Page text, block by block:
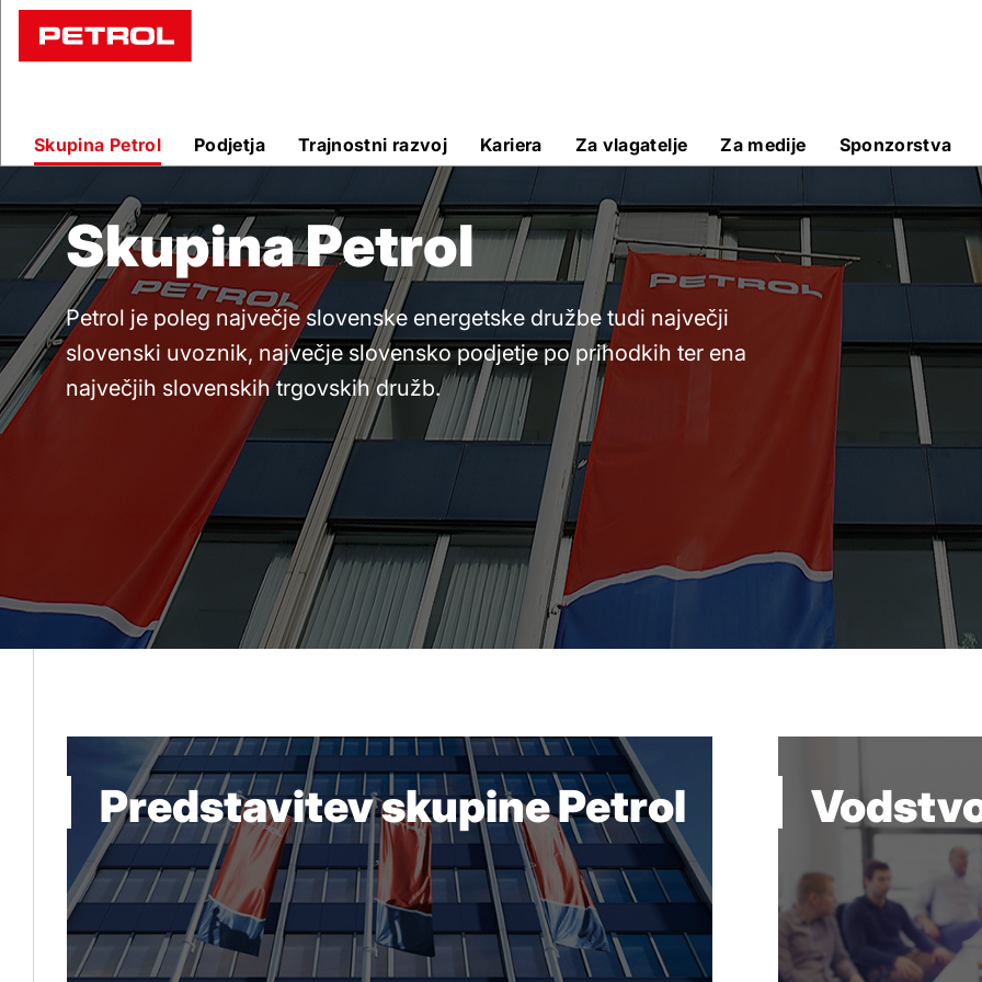
Skupina
Petrol
Skupina Petrol Podjetja Trajnostni razvoj Kariera Za vlagatelje Za medije Sponzorstva
Skupina Petrol
Petrol je poleg največje slovenske energetske družbe tudi največji
slovenski uvoznik, največje slovensko podjetje po prihodkih ter ena
največjih slovenskih trgovskih družb.
Predstavitev skupine Petrol